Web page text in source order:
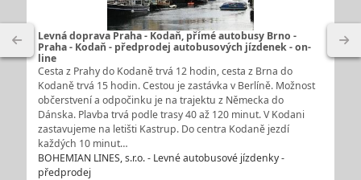
Levná doprava Praha - Kodaň, přímé autobusy Brno -
Praha - Kodaň - předprodej autobusových jízdenek - on-
line
Cesta z Prahy do Kodaně trvá 12 hodin, cesta z Brna do
Kodaně trvá 15 hodin. Cestou je zastávka v Berlíně. Možnost
občerstvení a odpočinku je na trajektu z Německa do
Dánska. Plavba trvá podle trasy 40 až 120 minut. V Kodani
zastavujeme na letišti Kastrup. Do centra Kodaně jezdí
každých 10 minut…
BOHEMIAN LINES, s.r.o. - Levné autobusové jízdenky -
předprodej